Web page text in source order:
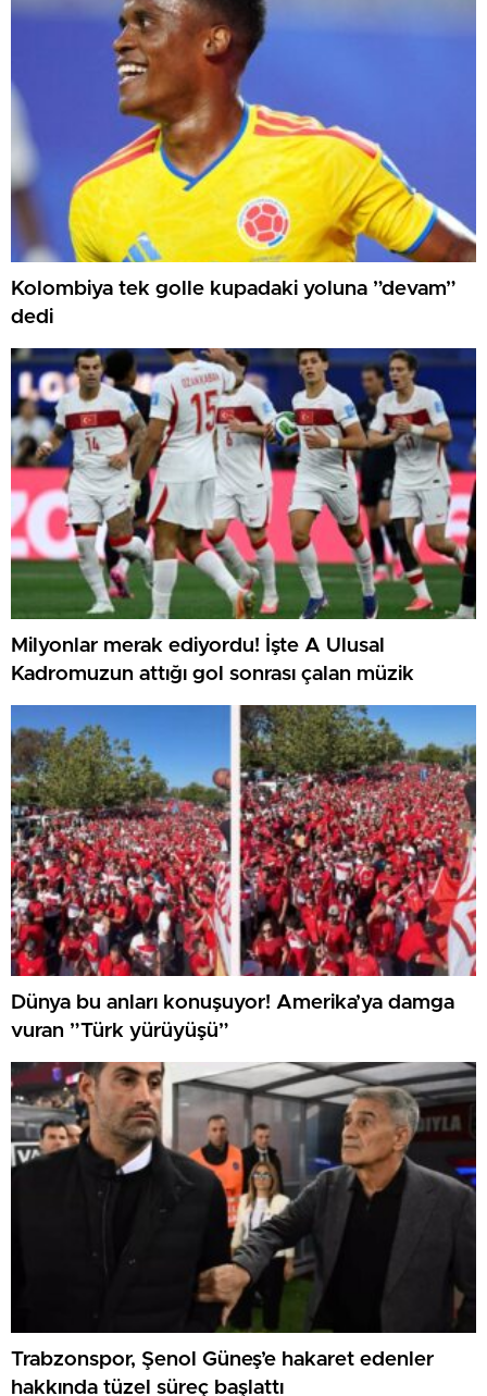
Kolombiya tek golle kupadaki yoluna ”devam”
dedi
Milyonlar merak ediyordu! İşte A Ulusal
Kadromuzun attığı gol sonrası çalan müzik
Dünya bu anları konuşuyor! Amerika’ya damga
vuran ”Türk yürüyüşü”
Trabzonspor, Şenol Güneş’e hakaret edenler
hakkında tüzel süreç başlattı